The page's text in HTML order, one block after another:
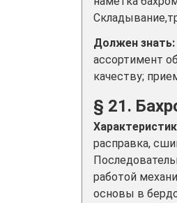
Должен знать:
ассортимент
качеству;
§ 21.
расправка,
работой
основы в